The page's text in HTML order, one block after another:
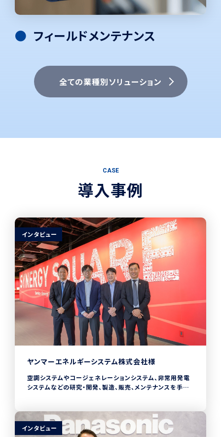
フィールドメンテナンス
全ての業種別ソリューション
CASE
導入事例
インタビュー
ヤンマーエネルギーシステム株式会社様
空調システムやコージェネレーションシステム、非常用発電
システムなどの研究・開発、製造、販売、メンテナンスを手が
OEM契約を結び、CHECKROIDを自社向けにカスタマイズ
した「CHECK BOARD」を提供中です。自社内の業務効率改
善だけではなく、お客様向けのサービスとしてCHECKROID
インタビュー